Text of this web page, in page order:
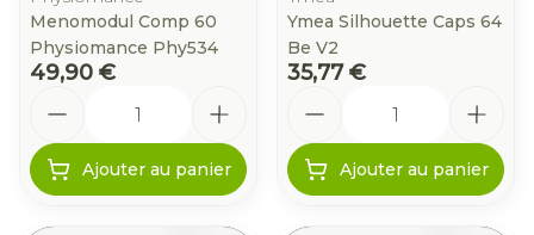
Menomodul Comp 60
Physiomance Phy534
49,90 €
Ajouter au panier
Ymea Silhouette Caps 64
Be V2
35,77 €
Ajouter au panier